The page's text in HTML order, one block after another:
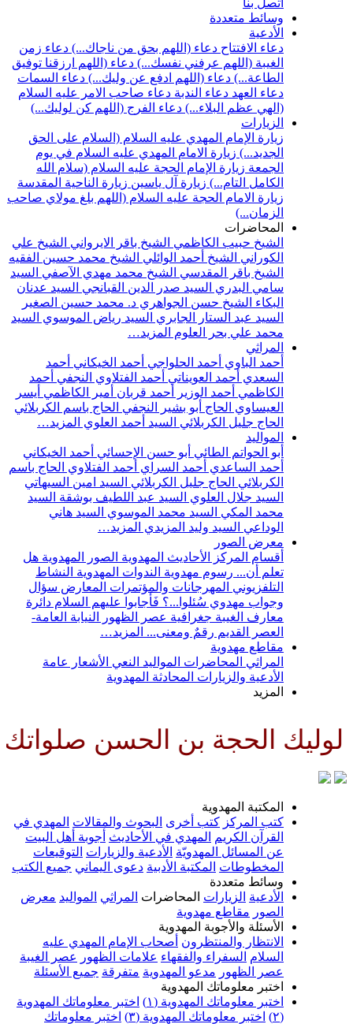
اتصل بنا
وسائط متعددة
الأدعية
دعاء الافتتاح دعاء (اللهم بحق من ناجاك...) دعاء زمن
الغيبة (اللهم عرفني نفسك...) دعاء (اللهم ارزقنا توفيق
الطاعة...) دعاء (اللهم ادفع عن وليك...) دعاء السمات
دعاء العهد دعاء الندبة دعاء صاحب الامر عليه السلام
(الهي عظم البلاء...) دعاء الفرج (اللهم كن لوليك...)
الزيارات
زيارة الإمام المهدي عليه السلام (السلام على الحق
الجديد...) زيارة الامام المهدي عليه السلام في يوم
الجمعة زيارة الإمام الحجة عليه السلام (سلام الله
الكامل التام...) زيارة آل ياسين زيارة الناحية المقدسة
زيارة الامام الحجة عليه السلام (اللهم بلغ مولاي صاحب
الزمان...)
المحاضرات
الشيخ حبيب الكاظمي الشيخ باقر الايرواني الشيخ علي
الكوراني الشيخ أحمد الوائلي الشيخ محمد حسين الفقيه
الشيخ باقر المقدسي الشيخ محمد مهدي الآصفي السيد
سامي البدري السيد صدر الدين القبانجي السيد عدنان
البكاء الشيخ حسن الجواهري د. محمد حسين الصغير
السيد عبد الستار الجابري السيد رياض الموسوي السيد
محمد علي بحر العلوم المزيد…
المراثي
أحمد الباوي أحمد الحلواجي أحمد الخيكاني أحمد
السعدي أحمد العويناتي أحمد الفتلاوي النجفي أحمد
الكاظمي أحمد الوزير أحمد قربان أمير الكاظمي أيسر
العيساوي الحاج أبو بشير النجفي الحاج باسم الكربلائي
الحاج جليل الكربلائي السيد أحمد العلوي المزيد…
المواليد
أبو الحواتم الطائي أبو حسن الإحسائي أحمد الخيكاني
أحمد الساعدي أحمد السراي أحمد الفتلاوي الحاج باسم
الكربلائي الحاج جليل الكربلائي السيد امين السيهاتي
السيد جلال العلوي السيد عبد اللطيف بوشقة السيد
محمد المكي السيد محمد الموسوي السيد هاني
الوداعي السيد وليد المزيدي المزيد…
معرض الصور
أقسام المركز
الأحاديث المهدوية الصور المهدوية هل
تعلم أن... رسوم مهدوية الندوات المهدوية النشاط
التلفزيوني المهرجانات والمؤتمرات المعارض سؤال
وجواب مهدوي سُئلوا...؟ فَأجابوا عليهم السلام دائرة
معارف الغيبة جغرافية عصر الظهور
النيابة العامة-
العصر القديم رقمٌ ومعنى... المزيد…
مقاطع مهدوية
المراثي المحاضرات المواليد النعي الأشعار
عامة
الأدعية والزيارات المحادثة المهدوية
المزيد
الحسن صلواتك عليه وعلى
المكتبة المهدوية
كتب المركز كتب أخرى البحوث والمقالات المهدي في
القرآن الكريم
المهدي في الأحاديث أجوبة أهل البيت
عن المسائل المهدويّة الأدعية والزيارات التوقيعات
المخطوطات المكتبة الأدبية دعوى اليماني جميع الكتب
وسائط متعددة
الأدعية الزيارات المحاضرات المراثي المواليد معرض
الصور مقاطع مهدوية
الأسئلة والأجوبة المهدوية
الانتظار والمنتظرون أصحاب الإمام المهدي عليه
السلام السفراء والفقهاء علامات الظهور
عصر الغيبة
عصر الظهور مدعو المهدوية متفرقة جميع الأسئلة
اختبر معلوماتك المهدوية
اختبر معلوماتك المهدوية (١)
اختبر معلوماتك المهدوية
(٢)
اختبر معلوماتك المهدوية (٣)
اختبر معلوماتك